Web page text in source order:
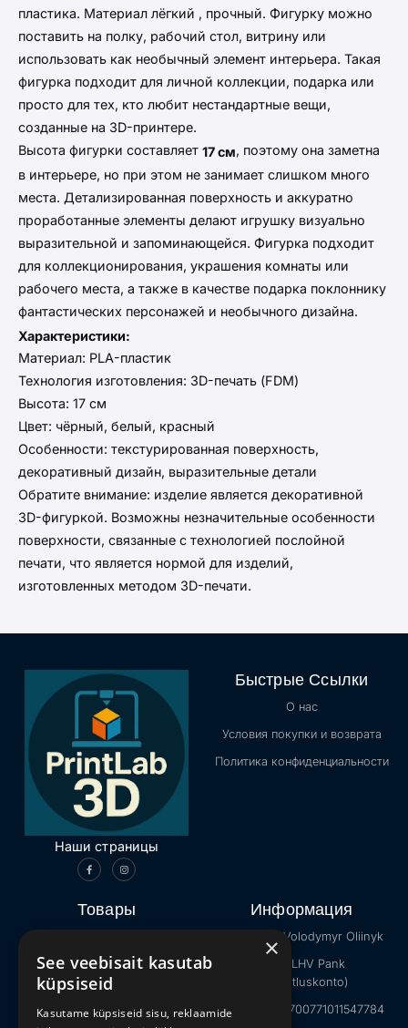
пластика. Материал лёгкий , прочный. Фигурку можно
поставить на полку, рабочий стол, витрину или
использовать как необычный элемент интерьера. Такая
фигурка подходит для личной коллекции, подарка или
просто для тех, кто любит нестандартные вещи,
созданные на 3D-принтере.
Высота фигурки составляет 17 см, поэтому она заметна
в интерьере, но при этом не занимает слишком много
места. Детализированная поверхность и аккуратно
проработанные элементы делают игрушку визуально
выразительной и запоминающейся. Фигурка подходит
для коллекционирования, украшения комнаты или
рабочего места, а также в качестве подарка поклоннику
фантастических персонажей и необычного дизайна.
Характеристики:
Материал: PLA-пластик
Технология изготовления: 3D-печать (FDM)
Высота: 17 см
Цвет: чёрный, белый, красный
Особенности: текстурированная поверхность,
декоративный дизайн, выразительные детали
Обратите внимание: изделие является декоративной
3D-фигуркой. Возможны незначительные особенности
поверхности, связанные с технологией послойной
печати, что является нормой для изделий,
изготовленных методом 3D-печати.
Наши страницы
Быстрые Ссылки
О нас
Условия покупки и возврата
Политика конфиденциальности
Товары
Интернет-мемы
Животные
Minecraft
Информация
Продавец: Volodymyr Oliinyk
Банк: LHV Pank
(ettevõtluskonto)
IBAN: EE027700771011547784
×
See veebisait kasutab
küpsiseid
Kasutame küpsiseid sisu, reklaamide